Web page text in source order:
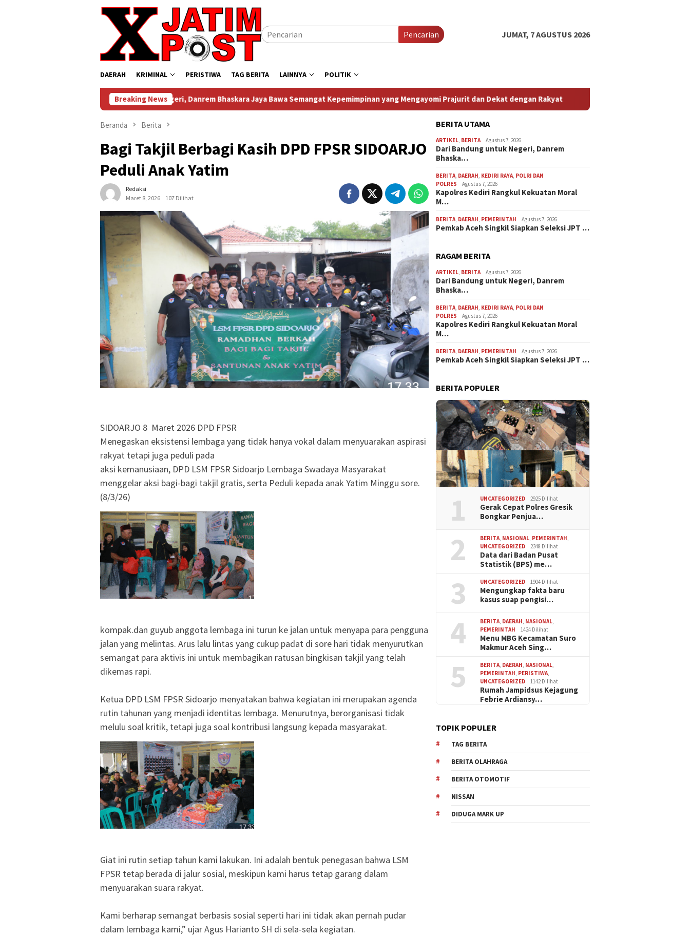
Pencarian JUMAT, 7 AGUSTUS 2026
DAERAH KRIMINAL PERISTIWA TAG BERITA LAINNYA POLITIK
Breaking News
Dari Bandung untuk Negeri, Danrem Bhaskara Jaya Bawa Semangat Kepemimpinan yang Mengayomi Prajurit dan Dekat dengan Rakyat Kapolres Kediri Rangkul Kekuatan Moral
Beranda Berita
Bagi Takjil Berbagi Kasih DPD FPSR SIDOARJO
Peduli Anak Yatim
Redaksi
Maret 8, 2026
107 Dilihat
SIDOARJO 8 Maret 2026 DPD FPSR
‎Menegaskan eksistensi lembaga yang tidak hanya vokal dalam menyuarakan aspirasi
rakyat tetapi juga peduli pada
‎aksi kemanusiaan, DPD LSM FPSR Sidoarjo Lembaga Swadaya Masyarakat
menggelar aksi bagi-bagi takjil gratis, serta Peduli kepada anak Yatim Minggu sore.
(8/3/26)
‎kompak.dan guyub anggota lembaga ini turun ke jalan untuk menyapa para pengguna
jalan yang melintas. Arus lalu lintas yang cukup padat di sore hari tidak menyurutkan
semangat para aktivis ini untuk membagikan ratusan bingkisan takjil yang telah
dikemas rapi.
‎Ketua DPD LSM FPSR Sidoarjo menyatakan bahwa kegiatan ini merupakan agenda
rutin tahunan yang menjadi identitas lembaga. Menurutnya, berorganisasi tidak
melulu soal kritik, tetapi juga soal kontribusi langsung kepada masyarakat.
‎Giat ini rutin setiap tahun kami lakukan. Ini adalah bentuk penegasan bahwa LSM
FPSR tetap berada di jalur sosial, meskipun kami harus tetap garang dalam
menyuarakan suara rakyat.
‎Kami berharap semangat berbasis sosial seperti hari ini tidak akan pernah pudar
dalam lembaga kami,” ujar Agus Harianto SH di sela-sela kegiatan.
BERITA UTAMA
ARTIKEL, BERITA Agustus 7, 2026
Dari Bandung untuk Negeri, Danrem
Bhaska…
BERITA, DAERAH, KEDIRI RAYA, POLRI DAN
POLRES
Agustus 7, 2026
Kapolres Kediri Rangkul Kekuatan Moral
M…
BERITA, DAERAH, PEMERINTAH Agustus 7, 2026
Pemkab Aceh Singkil Siapkan Seleksi JPT …
RAGAM BERITA
ARTIKEL, BERITA Agustus 7, 2026
Dari Bandung untuk Negeri, Danrem
Bhaska…
BERITA, DAERAH, KEDIRI RAYA, POLRI DAN
POLRES
Agustus 7, 2026
Kapolres Kediri Rangkul Kekuatan Moral
M…
BERITA, DAERAH, PEMERINTAH Agustus 7, 2026
Pemkab Aceh Singkil Siapkan Seleksi JPT …
BERITA POPULER
1 UNCATEGORIZED 2925 Dilihat
Gerak Cepat Polres Gresik
Bongkar Penjua…
2 BERITA NASIONAL PEMERINTAH
UNCATEGORIZED
2348 Dilihat
Data dari Badan Pusat
Statistik (BPS) me…
3 UNCATEGORIZED 1904 Dilihat
Mengungkap fakta baru
kasus suap pengisi…
4 BERITA DAERAH NASIONAL
PEMERINTAH
1424 Dilihat
Menu MBG Kecamatan Suro
Makmur Aceh Sing…
5 BERITA DAERAH NASIONAL
PEMERINTAH PERISTIWA
UNCATEGORIZED
1142 Dilihat
Rumah Jampidsus Kejagung
Febrie Ardiansy…
TOPIK POPULER
TAG BERITA
BERITA OLAHRAGA
BERITA OTOMOTIF
NISSAN
DIDUGA MARK UP